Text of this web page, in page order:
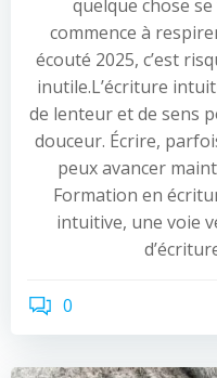
quelque chose
commence à
écouté 2025, c’est
inutile.L’écriture
de lenteur et de sens
douceur. Écrire,
peux avancer
Formation en
intuitive, une voie
0